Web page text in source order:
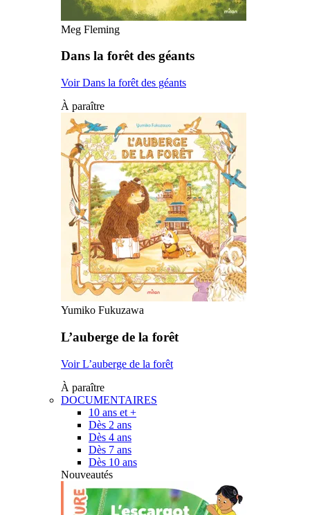
Meg Fleming
Dans la forêt des géants
Voir Dans la forêt des géants
À paraître
Yumiko Fukuzawa
L’auberge de la forêt
Voir L’auberge de la forêt
À paraître
DOCUMENTAIRES
10 ans et +
Dès 2 ans
Dès 4 ans
Dès 7 ans
Dès 10 ans
Nouveautés